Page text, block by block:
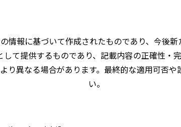
情報に基づいて作成されたものであり、今後
て提供するものであり、記載内容の正確性・
り異なる場合があります。最終的な適用可否
い。